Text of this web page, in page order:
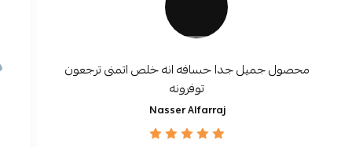
محصول جميل جدا حسافه انه خلص اتمنى ترجعون
توفرونه
Nasser Alfarraj